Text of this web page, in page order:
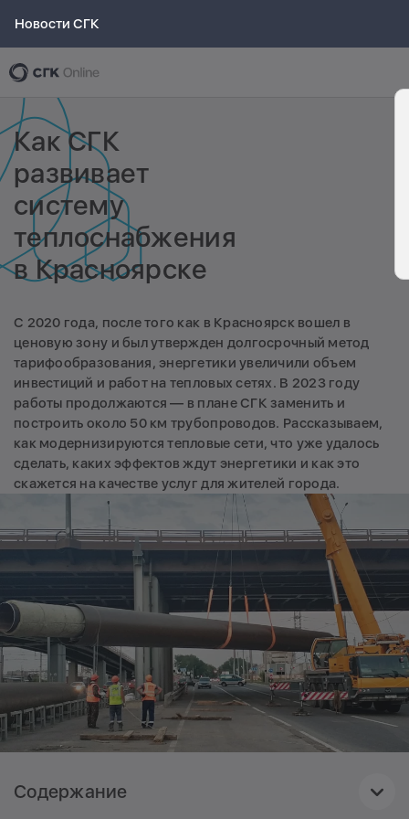
Новости СГК
Как СГК
развивает
систему
теплоснабжения
в Красноярске
С 2020 года, после того как в Красноярск вошел в
ценовую зону и был утвержден долгосрочный метод
тарифообразования, энергетики увеличили объем
инвестиций и работ на тепловых сетях. В 2023 году
работы продолжаются — в плане СГК заменить и
построить около 50 км трубопроводов. Рассказываем,
как модернизируются тепловые сети, что уже удалось
сделать, каких эффектов ждут энергетики и как это
скажется на качестве услуг для жителей города.
Содержание